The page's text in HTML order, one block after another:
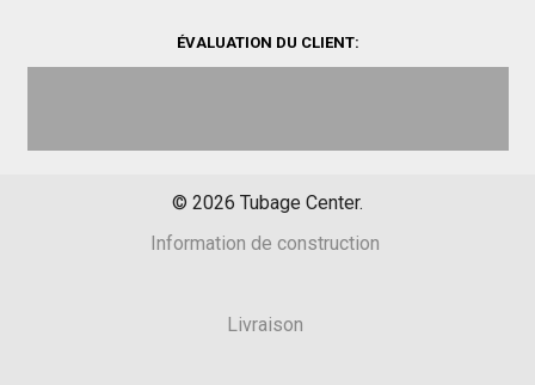
ÉVALUATION DU CLIENT:
© 2026 Tubage Center.
Information de construction
Livraison